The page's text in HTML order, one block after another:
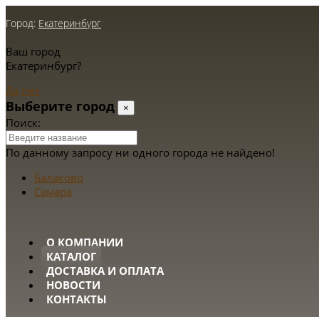
Город: Екатеринбург
Ваш город
Екатеринбург?
Да Нет
Выберите город ×
Поиск:
По данному запросу ни одного города не найдено!
Балаково
Самара
О КОМПАНИИ
КАТАЛОГ
ДОСТАВКА И ОПЛАТА
НОВОСТИ
КОНТАКТЫ